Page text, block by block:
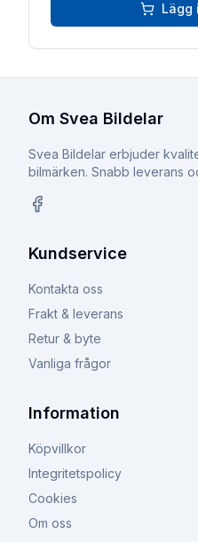
Lägg
Om Svea Bildelar
Svea Bildelar erbjuder
bilmärken. Snabb leverans
Kundservice
Kontakta oss
Frakt & leverans
Retur & byte
Vanliga frågor
Information
Köpvillkor
Integritetspolicy
Cookies
Om oss